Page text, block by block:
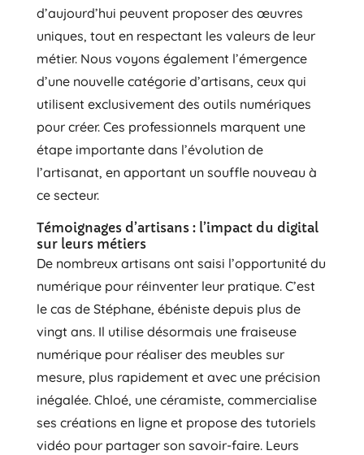
d’aujourd’hui peuvent proposer des œuvres
uniques, tout en respectant les valeurs de leur
métier. Nous voyons également l’émergence
d’une nouvelle catégorie d’artisans, ceux qui
utilisent exclusivement des outils numériques
pour créer. Ces professionnels marquent une
étape importante dans l’évolution de
l’artisanat, en apportant un souffle nouveau à
ce secteur.
Témoignages d’artisans : l’impact du digital
sur leurs métiers
De nombreux artisans ont saisi l’opportunité du
numérique pour réinventer leur pratique. C’est
le cas de Stéphane, ébéniste depuis plus de
vingt ans. Il utilise désormais une fraiseuse
numérique pour réaliser des meubles sur
mesure, plus rapidement et avec une précision
inégalée. Chloé, une céramiste, commercialise
ses créations en ligne et propose des tutoriels
vidéo pour partager son savoir-faire. Leurs